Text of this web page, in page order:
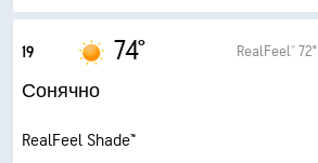
Вологість
Точка роси
19 74° RealFeel® 72°
Сонячно
RealFeel Shade™